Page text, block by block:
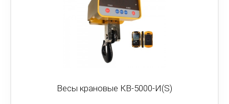
Весы крановые КВ-5000-И(S)